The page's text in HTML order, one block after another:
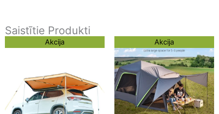
brīvā
dabā
Saistītie Produkti
Akcija
Original
price
price
Akcija
Original
price
was:
491,14 €.
price
is:
479,04 €.